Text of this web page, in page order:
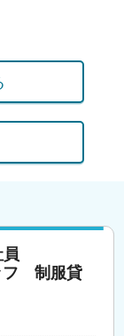
員
フ 制服貸